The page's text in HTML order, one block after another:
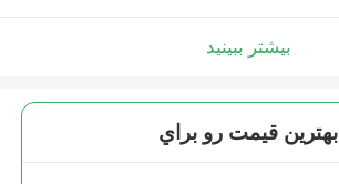
بیشتر ببینید
بهترين قيمت رو براي